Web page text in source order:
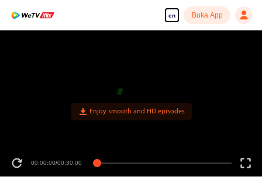
en Buka App
Enjoy smooth and HD episodes
00:00:00/00:30:00